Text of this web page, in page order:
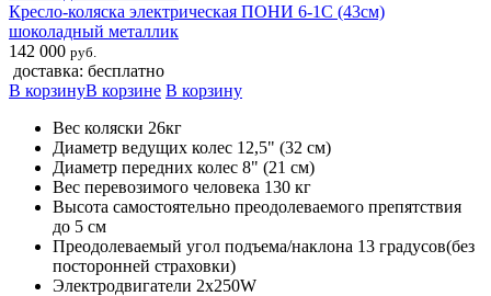
Кресло-коляска электрическая ПОНИ 6-1С (43см)
шоколадный металлик
142 000 руб.
доставка: бесплатно
В корзинуВ корзине В корзину
Вес коляски 26кг
Диаметр ведущих колес 12,5" (32 см)
Диаметр передних колес 8" (21 см)
Вес перевозимого человека 130 кг
Высота самостоятельно преодолеваемого препятствия
до 5 см
Преодолеваемый угол подъема/наклона 13 градусов(без
посторонней страховки)
Электродвигатели 2х250W